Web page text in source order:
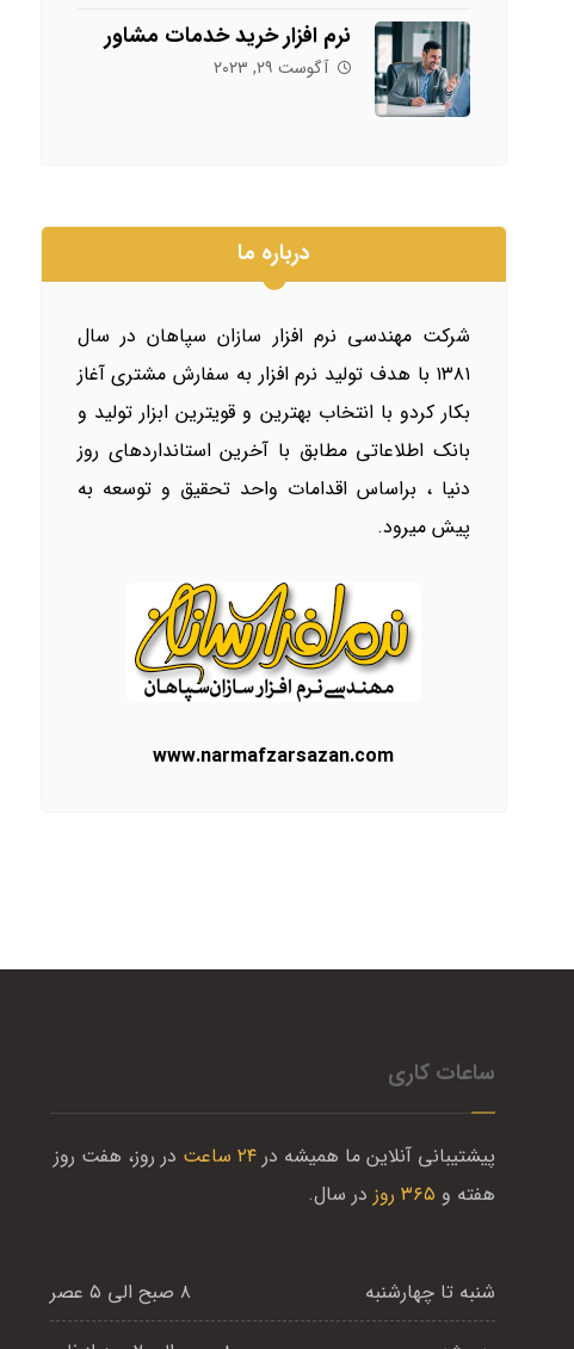
نرم افزار خرید خدمات مشاور
آگوست ۲۹, ۲۰۲۳
درباره ما
شرکت مهندسی نرم افزار سازان سپاهاندر سال
۱۳۸۱ با هدف تولید نرم افزار به سفارش مشتری آغاز
بکار کردو با انتخاب بهترین و قویترین ابزار تولید و
بانک اطلاعاتی مطابق با آخرین استانداردهای روز
دنیا ، براساس اقدامات واحد تحقیق و توسعه به
پیش میرود.
www.narmafzarsazan.com
ساعات کاری
پیشتیبانی آنلاین ما همیشه در۲۴ ساعت
در روز، هفت روز
هفته و ۳۶۵ روز در سال.
شنبه تا چهارشنبه ۸ صبح الی ۵ عصر